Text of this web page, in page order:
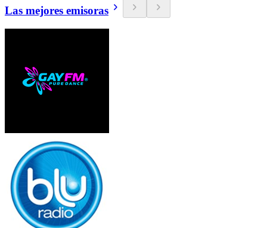
Las mejores emisoras